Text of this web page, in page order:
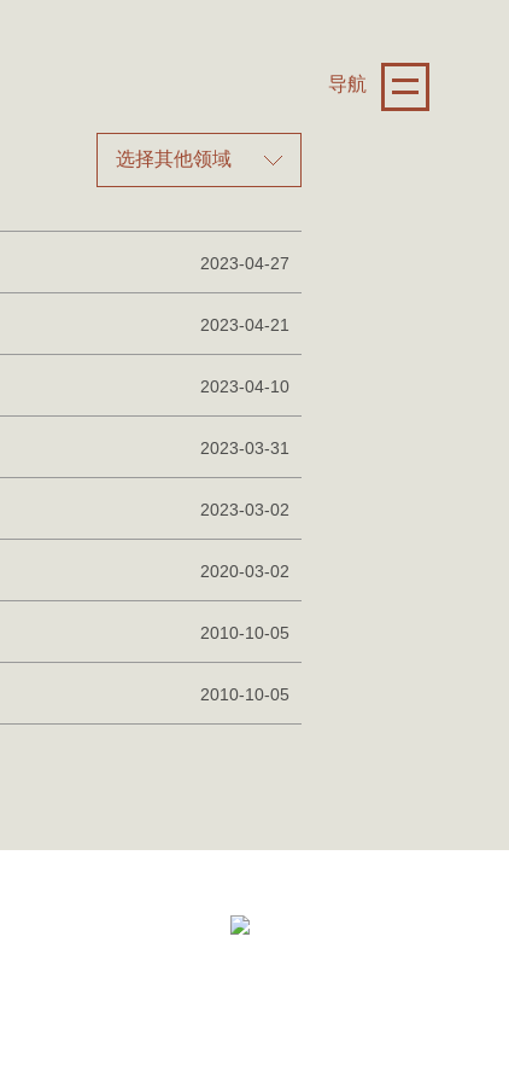
导航
选择其他领域
2023-04-27
2023-04-21
2023-04-10
2023-03-31
2023-03-02
2020-03-02
2010-10-05
2010-10-05